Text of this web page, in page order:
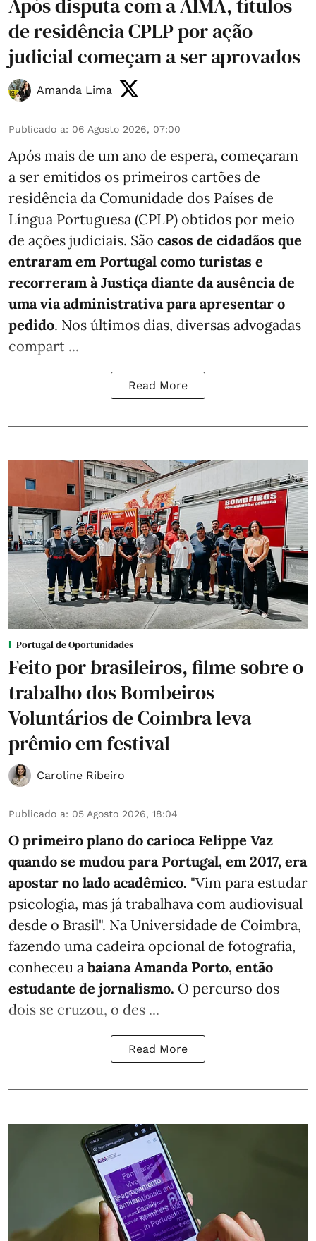
Após disputa com a AIMA, títulos
de residência CPLP por ação
judicial começam a ser aprovados
Amanda Lima
Publicado a: 06 Agosto 2026, 07:00
Após mais de um ano de espera, começaram
a ser emitidos os primeiros cartões de
residência da Comunidade dos Países de
Língua Portuguesa (CPLP) obtidos por meio
de ações judiciais. São casos de cidadãos que
entraram em Portugal como turistas e
recorreram à Justiça diante da ausência de
uma via administrativa para apresentar o
pedido. Nos últimos dias, diversas advogadas
compart ...
Read More
Portugal de Oportunidades
Feito por brasileiros, filme sobre o
trabalho dos Bombeiros
Voluntários de Coimbra leva
prêmio em festival
Caroline Ribeiro
Publicado a: 05 Agosto 2026, 18:04
O primeiro plano do carioca Felippe Vaz
quando se mudou para Portugal, em 2017, era
apostar no lado acadêmico. "Vim para estudar
psicologia, mas já trabalhava com audiovisual
desde o Brasil". Na Universidade de Coimbra,
fazendo uma cadeira opcional de fotografia,
conheceu a baiana Amanda Porto, então
estudante de jornalismo. O percurso dos
dois se cruzou, o des ...
Read More